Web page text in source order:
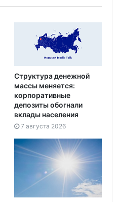
Структура денежной
массы меняется:
корпоративные
депозиты обогнали
вклады населения
7 августа 2026